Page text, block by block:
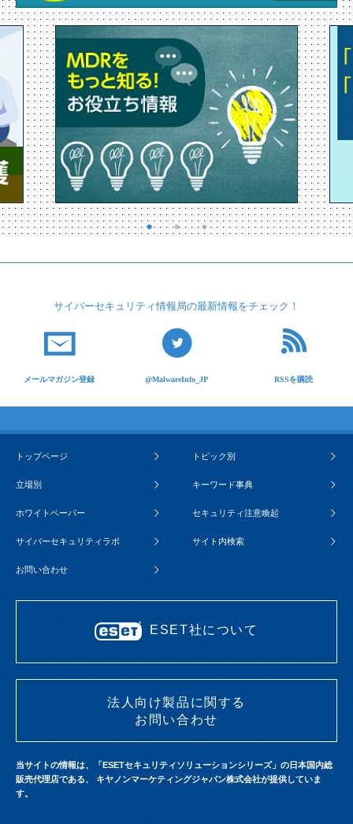
サイバーセキュリティ情報局の最新情報をチェック！
メールマガジン登録 @MalwareInfo_JP RSSを購読
トップページ トピック別
立場別 キーワード事典
ホワイトペーパー セキュリティ注意喚起
サイバーセキュリティラボ サイト内検索
お問い合わせ
ESET社について
法人向け製品に関する
お問い合わせ
当サイトの情報は、「ESETセキュリティソリューションシリーズ」の日本国内総
販売代理店である、 キヤノンマーケティングジャパン株式会社が提供していま
す。